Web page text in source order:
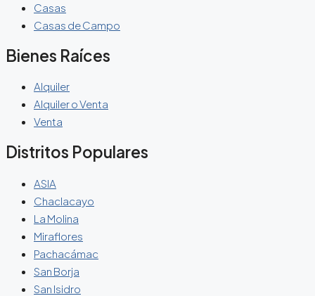
Casas
Casas de Campo
Bienes Raíces
Alquiler
Alquiler o Venta
Venta
Distritos Populares
ASIA
Chaclacayo
La Molina
Miraflores
Pachacámac
San Borja
San Isidro